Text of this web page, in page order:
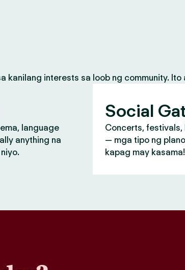
kanilang interests sa loob ng community.
language
anything na
Social
Concerts, festivals,
— mga tipo ng
kapag may kasama!